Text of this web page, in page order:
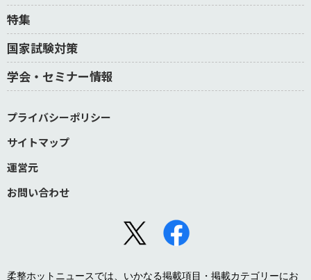
特集
国家試験対策
学会・セミナー情報
プライバシーポリシー
サイトマップ
運営元
お問い合わせ
柔整ホットニュースでは、いかなる掲載項目・掲載カテゴリーにお